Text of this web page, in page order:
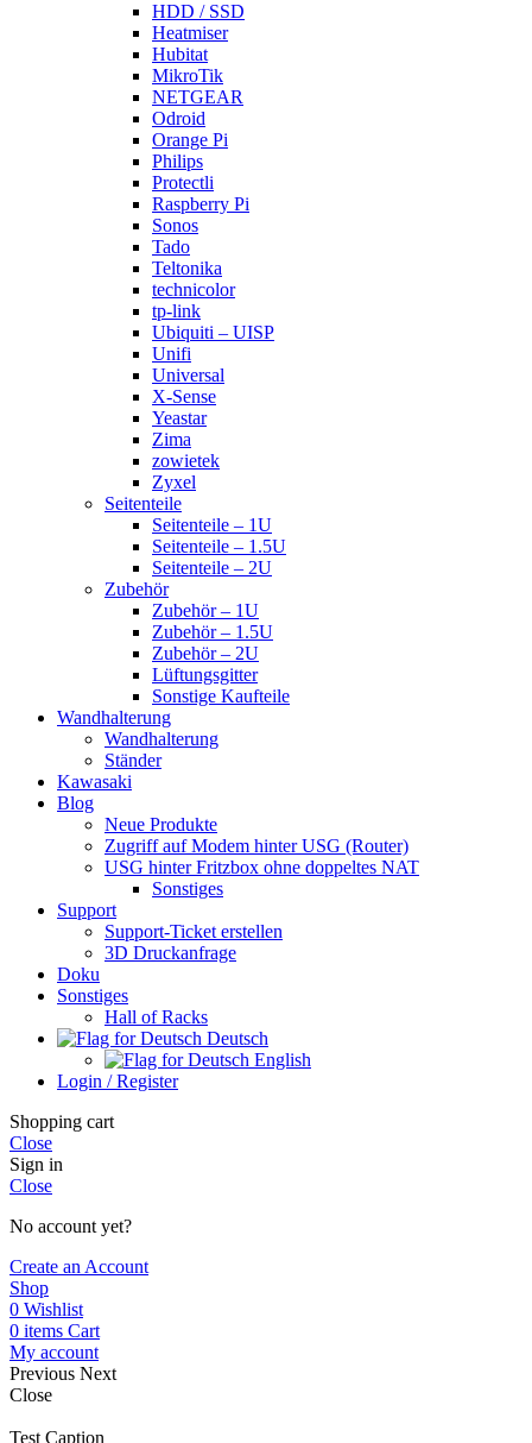
HDD / SSD
Heatmiser
Hubitat
MikroTik
NETGEAR
Odroid
Orange Pi
Philips
Protectli
Raspberry Pi
Sonos
Tado
Teltonika
technicolor
tp-link
Ubiquiti – UISP
Unifi
Universal
X-Sense
Yeastar
Zima
zowietek
Zyxel
Seitenteile
Seitenteile – 1U
Seitenteile – 1.5U
Seitenteile – 2U
Zubehör
Zubehör – 1U
Zubehör – 1.5U
Zubehör – 2U
Lüftungsgitter
Sonstige Kaufteile
Wandhalterung
Wandhalterung
Ständer
Kawasaki
Blog
Neue Produkte
Zugriff auf Modem hinter USG (Router)
USG hinter Fritzbox ohne doppeltes NAT
Sonstiges
Support
Support-Ticket erstellen
3D Druckanfrage
Doku
Sonstiges
Hall of Racks
Deutsch
English
Login / Register
Shopping cart
Close
Sign in
Close
No account yet?
Create an Account
Shop
0 Wishlist
0 items Cart
My account
Previous Next
Close
Test Caption